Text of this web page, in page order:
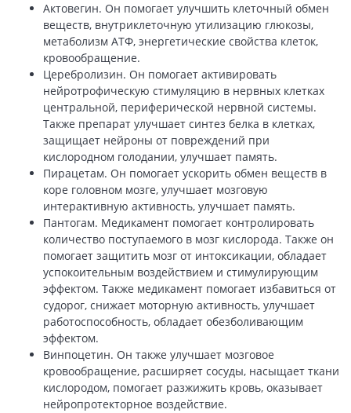
Актовегин. Он помогает улучшить клеточный обмен
веществ, внутриклеточную утилизацию глюкозы,
метаболизм АТФ, энергетические свойства клеток,
кровообращение.
Церебролизин. Он помогает активировать
нейротрофическую стимуляцию в нервных клетках
центральной, периферической нервной системы.
Также препарат улучшает синтез белка в клетках,
защищает нейроны от повреждений при
кислородном голодании, улучшает память.
Пирацетам. Он помогает ускорить обмен веществ в
коре головном мозге, улучшает мозговую
интерактивную активность, улучшает память.
Пантогам. Медикамент помогает контролировать
количество поступаемого в мозг кислорода. Также он
помогает защитить мозг от интоксикации, обладает
успокоительным воздействием и стимулирующим
эффектом. Также медикамент помогает избавиться от
судорог, снижает моторную активность, улучшает
работоспособность, обладает обезболивающим
эффектом.
Винпоцетин. Он также улучшает мозговое
кровообращение, расширяет сосуды, насыщает ткани
кислородом, помогает разжижить кровь, оказывает
нейропротекторное воздействие.